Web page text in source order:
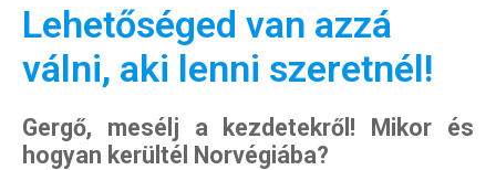
Lehetőséged van azzá
válni, aki lenni szeretnél!
Gergő, mesélj a kezdetekről! Mikor és
hogyan kerültél Norvégiába?